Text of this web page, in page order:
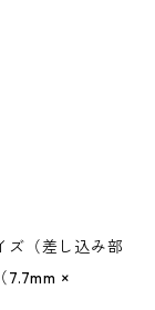
ズ（差し込み部
7.7mm ×